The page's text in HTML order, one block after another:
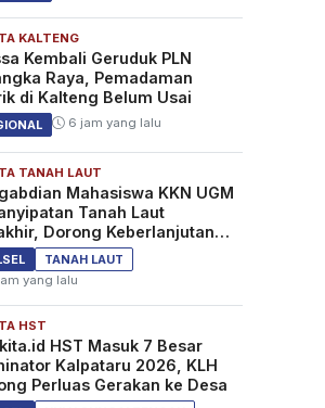
KALTENG
Kembali Geruduk PLN
Raya, Pemadaman
di Kalteng Belum Usai
6 jam yang lalu
TANAH LAUT
Mahasiswa KKN UGM
Tanah Laut
Dorong Keberlanjutan
Masyarakat
TANAH LAUT
yang lalu
HST
HST Masuk 7 Besar
Kalpataru 2026, KLH
Perluas Gerakan ke Desa